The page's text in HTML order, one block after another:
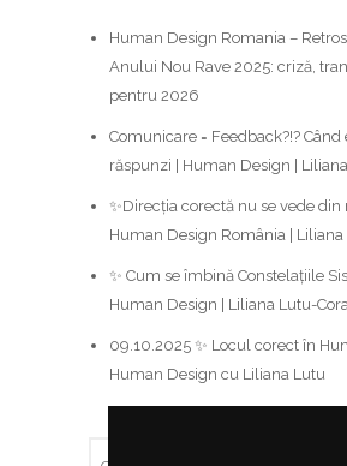
Human Design Romania –
Anului Nou Rave 2025: criză,
pentru 2026
Comunicare = Feedback?!? Când
răspunzi | Human Design |
✨Direcția corectă nu se vede din
Human Design România | Liliana
✨ Cum se îmbină Constelațiile
Human Design | Liliana Lutu-
09.10.2025 ✨ Locul corect în
Human Design cu Liliana Lutu